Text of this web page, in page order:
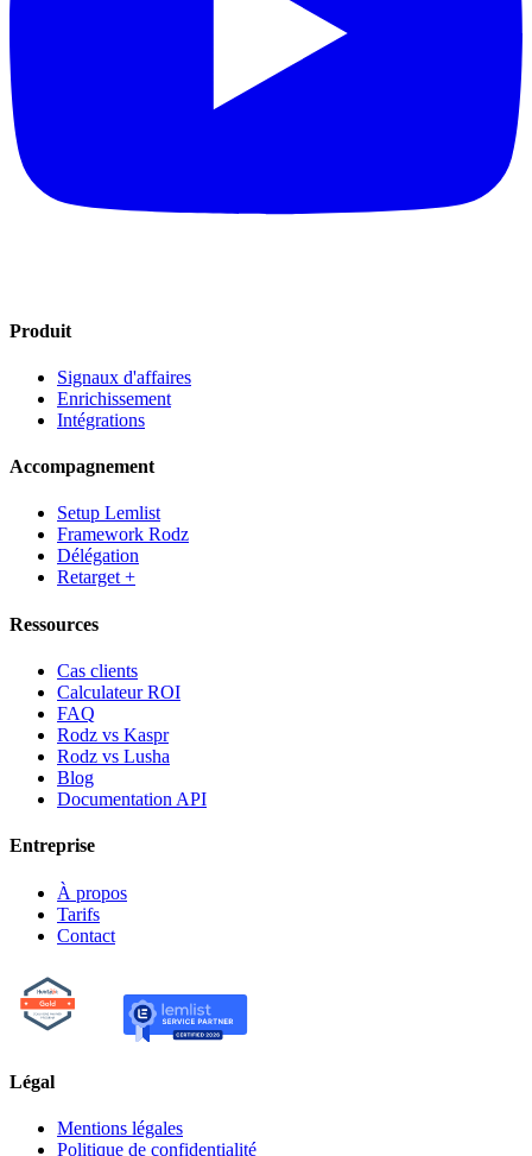
Produit
Signaux d'affaires
Enrichissement
Intégrations
Accompagnement
Setup Lemlist
Framework Rodz
Délégation
Retarget +
Ressources
Cas clients
Calculateur ROI
FAQ
Rodz vs Kaspr
Rodz vs Lusha
Blog
Documentation API
Entreprise
À propos
Tarifs
Contact
Légal
Mentions légales
Politique de confidentialité